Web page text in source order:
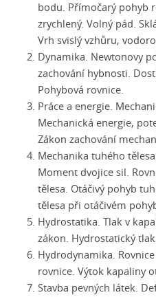
bodu. Přímočarý pohyb
zrychlený. Volný pád.
Vrh svislý vzhůru,
Dynamika. Newtonovy
zachování hybnosti.
Pohybová rovnice.
Práce a energie.
Mechanická energie,
Zákon zachování
Mechanika tuhého
Moment dvojice sil.
tělesa. Otáčivý pohyb
tělesa při otáčivém
Hydrostatika. Tlak v
zákon. Hydrostatický
Hydrodynamika.
rovnice. Výtok kapaliny
Stavba pevných látek.